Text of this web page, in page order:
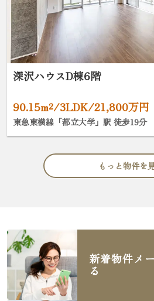
深沢ハウスD棟6階
90.15m²/3LDK/21,800万円
東急東横線「都立大学」駅 徒歩19分
もっと物件を
新着物件メ
る